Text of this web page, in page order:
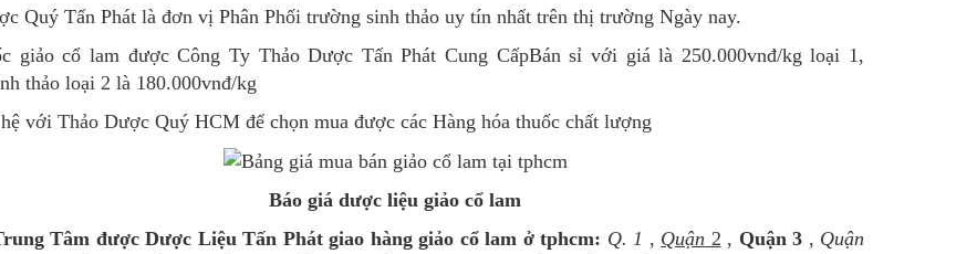
Quý Tấn Phát là đơn vị Phân Phối trường sinh thảo uy tín nhất trên thị trường Ngày nay.
giảo cổ lam được Công Ty Thảo Dược Tấn Phát Cung CấpBán sỉ với giá là 250.000vnđ/kg loại 1,
thảo loại 2 là 180.000vnđ/kg
với Thảo Dược Quý HCM để chọn mua được các Hàng hóa thuốc chất lượng
Báo giá dược liệu giảo cổ lam
Tâm được Dược Liệu Tấn Phát giao hàng giảo cổ lam ở tphcm: Q. 1 , Quận 2 , Quận 3 , Quận